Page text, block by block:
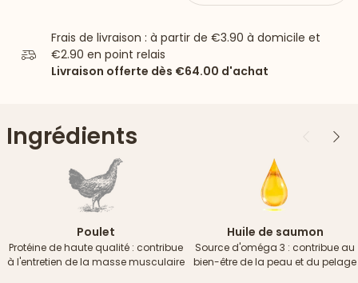
Frais de livraison : à partir de €3.90 à domicile et
€2.90 en point relais
Livraison offerte dès €64.00 d'achat
Ingrédients Précédent
Poulet
Protéine de haute qualité : contribue
à l'entretien de la masse musculaire
Huile de saumon
Source d'oméga 3 : contribue au
bien-être de la peau et du pelage